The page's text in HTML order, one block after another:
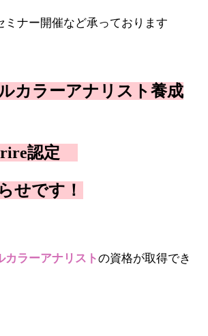
ミナー開催など承っております
カラーアナリスト養成
rire認定
せです！
カラーアナリストの資格が取得でき